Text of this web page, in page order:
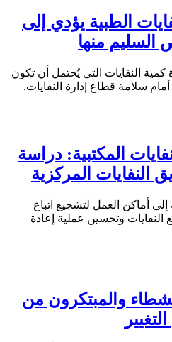
الطبية يؤدي إلى
السليم منها
19 إلى زيادة كمية النفايات التي يُحتمل أن تكون
سلامة قطاع إدارة النفايات.
المكتبية: دراسة
النفايات المركزية
أماكن العمل لتشجيع اتباع
وتحسين عملية إعادة
2020 - النشطاء والمبتكرون من